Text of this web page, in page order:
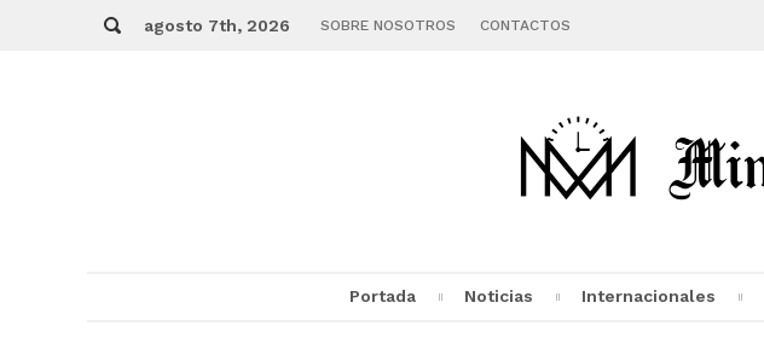
Buscar
agosto 7th, 2026 SOBRE NOSOTROS CONTACTOS
Portada Noticias Internacionales